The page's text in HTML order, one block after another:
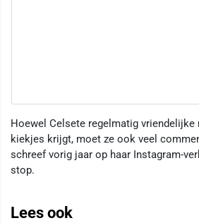
Hoewel Celsete regelmatig vriendelijke
kiekjes krijgt, moet ze ook veel
schreef vorig jaar op haar Instagram-
stop.
Lees ook